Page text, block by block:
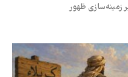
زمینه‌سازی ظهور